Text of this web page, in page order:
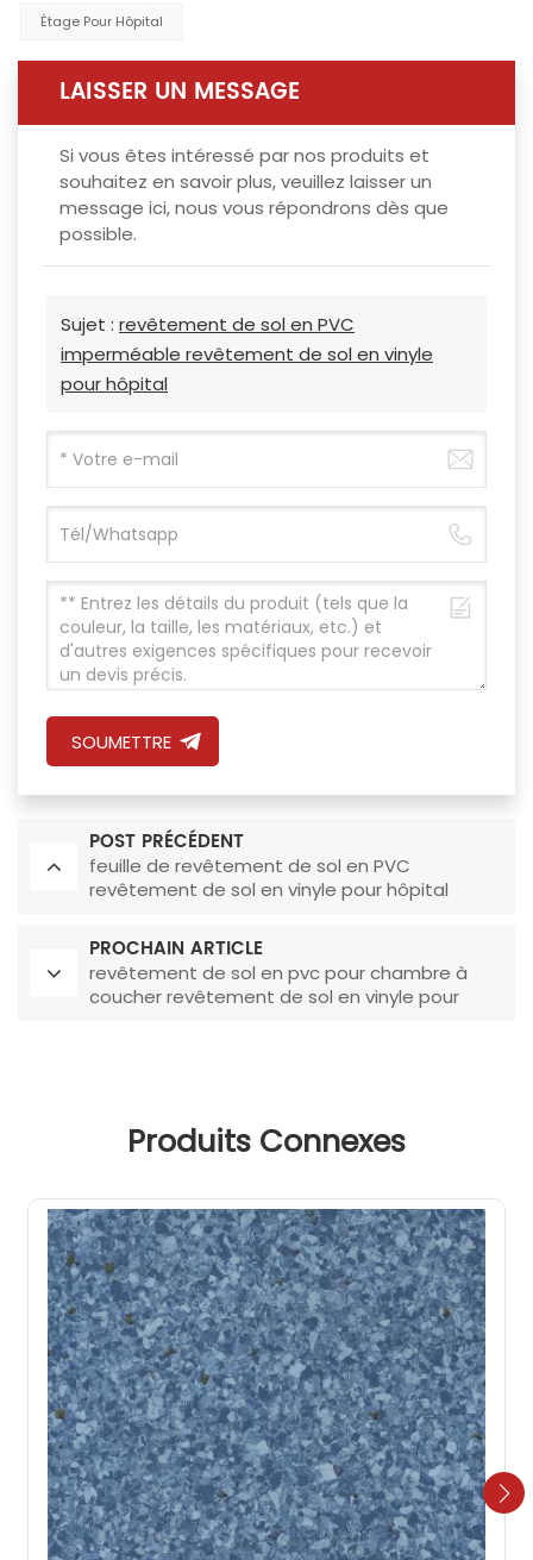
Étage Pour Hôpital
LAISSER UN MESSAGE
Si vous êtes intéressé par nos produits et
souhaitez en savoir plus, veuillez laisser un
message ici, nous vous répondrons dès que
possible.
Sujet : revêtement de sol en PVC
imperméable revêtement de sol en vinyle
pour hôpital
SOUMETTRE
POST PRÉCÉDENT
feuille de revêtement de sol en PVC
revêtement de sol en vinyle pour hôpital
PROCHAIN ARTICLE
revêtement de sol en pvc pour chambre à
coucher revêtement de sol en vinyle pour
Produits Connexes